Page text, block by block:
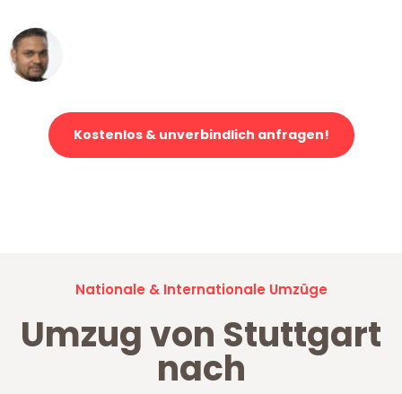
Kostenlos & unverbindlich anfragen!
Nationale & Internationale Umzüge
Umzug von Stuttgart
nach